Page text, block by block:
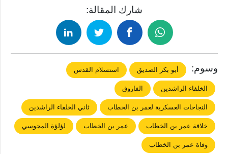
شارك المقالة:
وسوم: أبو بكر الصديق استسلام القدس
الخلفاء الراشدين الفاروق
النجاحات العسكرية لعمر بن الخطاب ثاني الخلفاء الراشدين
خلافة عمر بن الخطاب عمر بن الخطاب لؤلؤة المجوسي
وفاة عمر بن الخطاب